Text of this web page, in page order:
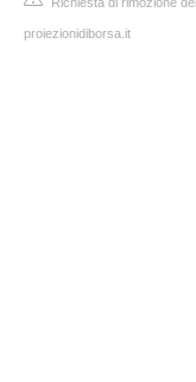
proiezionidiborsa.it